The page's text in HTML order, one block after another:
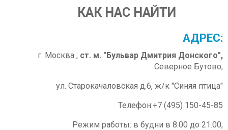
КАК НАС НАЙТИ
АДРЕС:
г. Москва , ст. м. "Бульвар Дмитрия Донского",
Северное Бутово,
ул. Старокачаловская д.6, ж/к "Синяя птица"
Телефон:+7 (495) 150-45-85
Режим работы: в будни в 8.00 до 21.00,